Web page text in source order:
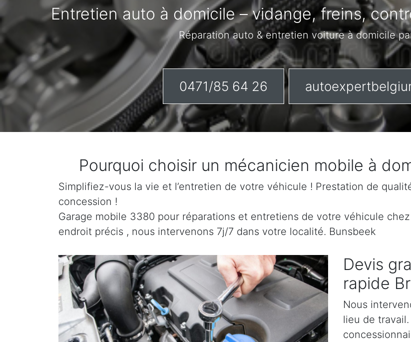
Entretien auto à domicile – vidange, freins,
Réparation auto & entretien voiture à domicile
0471/85 64 26
Pourquoi choisir un mécanicien mobile à
Simplifiez-vous la vie et l’entretien de votre véhicule ! Prestation de
concession !
Garage mobile 3380 pour réparations et entretiens de votre véhicule
endroit précis , nous intervenons 7j/7 dans votre localité. Bunsbeek
Devis
rapide
Nous
lieu de